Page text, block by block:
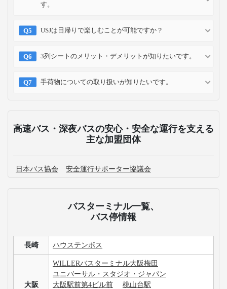
す。
USJは日帰りで楽しむことが可能ですか？
3列シートのメリット・デメリットが知りたいです。
手荷物についての取り扱いが知りたいです。
高速バス・深夜バスの安心・安全な運行を支える
主な加盟団体
日本バス協会 安全運行サポーター協議会
バスターミナル一覧、
バス停情報
長崎 ハウステンボス
大阪
WILLERバスターミナル大阪梅田
ユニバーサル・スタジオ・ジャパン
大阪駅前第4ビル前
桃山台駅